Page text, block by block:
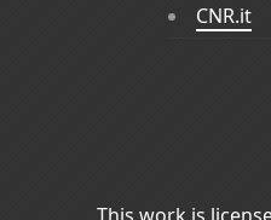
CNR.it